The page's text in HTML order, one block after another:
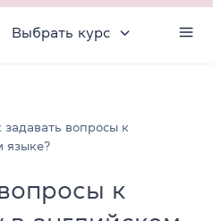
Выбрать курс
задавать вопросы к
языке?
к